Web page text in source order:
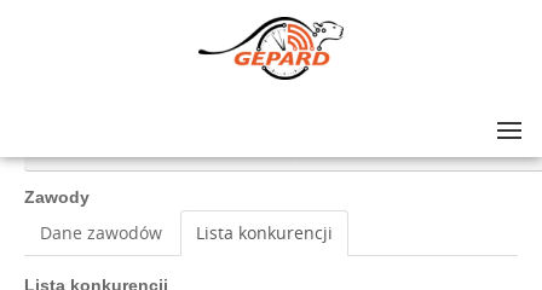
Zawody
Dane zawodów Lista konkurencji
Lista konkurencji